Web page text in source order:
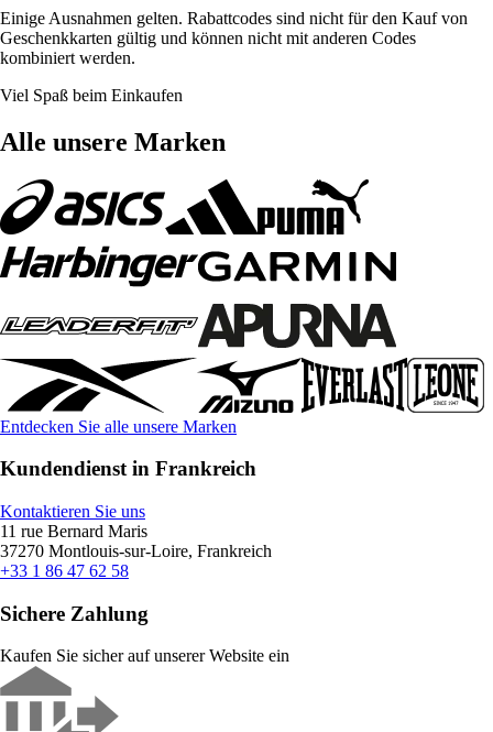
Einige Ausnahmen gelten. Rabattcodes sind nicht für den Kauf von
Geschenkkarten gültig und können nicht mit anderen Codes
kombiniert werden.
Viel Spaß beim Einkaufen
Alle unsere Marken
Entdecken Sie alle unsere Marken
Kundendienst in Frankreich
Kontaktieren Sie uns
11 rue Bernard Maris
37270 Montlouis-sur-Loire, Frankreich
+33 1 86 47 62 58
Sichere Zahlung
Kaufen Sie sicher auf unserer Website ein